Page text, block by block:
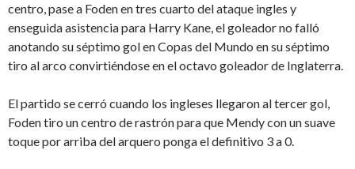
centro, pase a Foden en tres cuarto del ataque ingles y
enseguida asistencia para Harry Kane, el goleador no falló
anotando su séptimo gol en Copas del Mundo en su séptimo
tiro al arco convirtiéndose en el octavo goleador de Inglaterra.
El partido se cerró cuando los ingleses llegaron al tercer gol,
Foden tiro un centro de rastrón para que Mendy con un suave
toque por arriba del arquero ponga el definitivo 3 a 0.